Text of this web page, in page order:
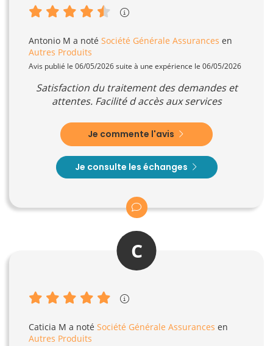
Antonio M a noté Société Générale Assurances en
Autres Produits
Avis publié le 06/05/2026 suite à une expérience le 06/05/2026
Satisfaction du traitement des demandes et
attentes. Facilité d accès aux services
Je commente l'avis
Je consulte les échanges
C
Caticia M a noté Société Générale Assurances en
Autres Produits